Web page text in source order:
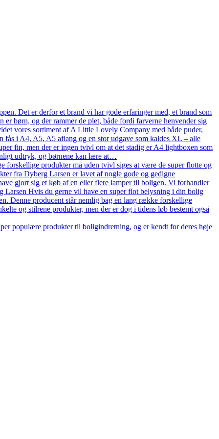
Det er derfor et brand vi har gode erfaringer med, et brand som
børn, og der rammer de plet, både fordi farverne henvender sig
vores sortiment af A Little Lovely Company med både puder,
i A4, A5, A5 aflang og en stor udgave som kaldes XL – alle
fin, men der er ingen tvivl om at det stadig er A4 lightboxen som
udtryk, og børnene kan lære at…
forskellige produkter må uden tvivl siges at være de super flotte og
fra Dyberg Larsen er lavet af nogle gode og gedigne
gjort sig et køb af en eller flere lamper til boligen. Vi forhandler
Larsen Hvis du gerne vil have en super flot belysning i din bolig
Denne producent står nemlig bag en lang række forskellige
og stilrene produkter, men der er dog i tidens løb bestemt også
populære produkter til boligindretning, og er kendt for deres høje